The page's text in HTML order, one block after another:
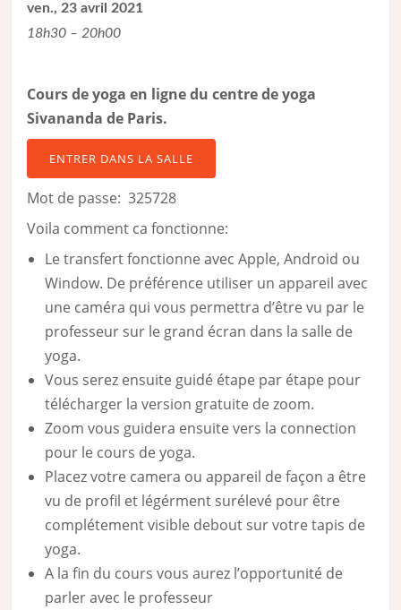
ven., 23 avril 2021
18h30 – 20h00
Cours de yoga en ligne du centre de yoga
Sivananda de Paris.
ENTRER DANS LA SALLE
Mot de passe: 325728
Voila comment ca fonctionne:
Le transfert fonctionne avec Apple, Android ou
Window. De préférence utiliser un appareil avec
une caméra qui vous permettra d’être vu par le
professeur sur le grand écran dans la salle de
yoga.
Vous serez ensuite guidé étape par étape pour
télécharger la version gratuite de zoom.
Zoom vous guidera ensuite vers la connection
pour le cours de yoga.
Placez votre camera ou appareil de façon a être
vu de profil et légérment surélevé pour être
complétement visible debout sur votre tapis de
yoga.
A la fin du cours vous aurez l’opportunité de
parler avec le professeur